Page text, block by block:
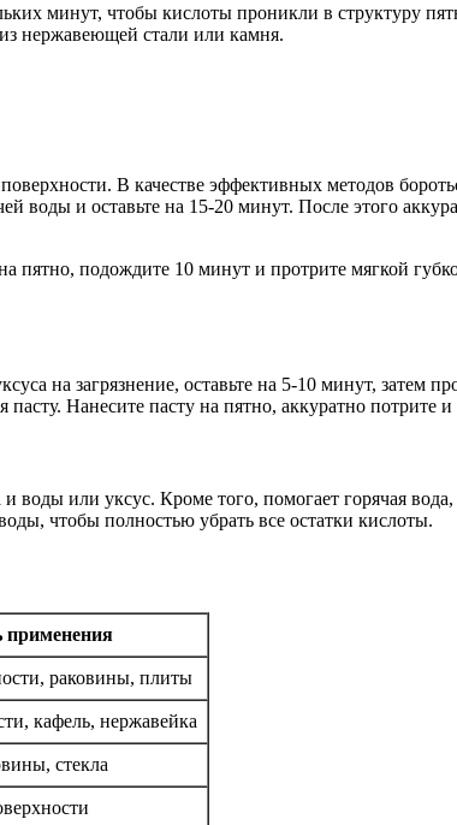
минут, чтобы кислоты проникли в структуру
нержавеющей стали или камня.
В качестве эффективных методов
воды и оставьте на 15-20 минут. После этого
подождите 10 минут и протрите мягкой
на загрязнение, оставьте на 5-10 минут, затем
Нанесите пасту на пятно, аккуратно потрите
или уксус. Кроме того, помогает горячая вода,
чтобы полностью убрать все остатки кислоты.
применения
раковины, плиты
кафель, нержавейка
стекла